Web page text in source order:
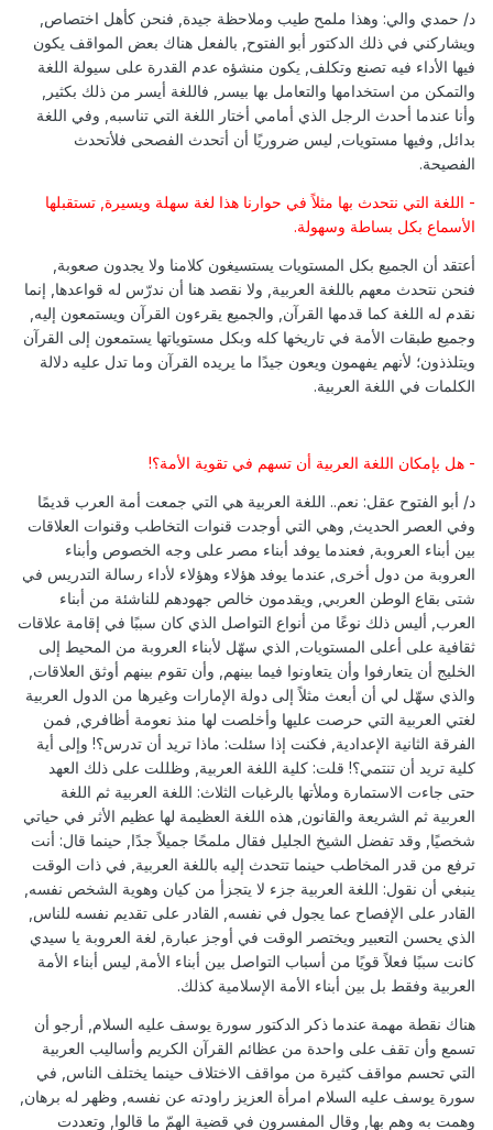
د/ حمدي والي: وهذا ملمح طيب وملاحظة جيدة, فنحن كأهل اختصاص,
ويشاركني في ذلك الدكتور أبو الفتوح, بالفعل هناك بعض المواقف يكون
فيها الأداء فيه تصنع وتكلف, يكون منشؤه عدم القدرة على سيولة اللغة
والتمكن من استخدامها والتعامل بها بيسر, فاللغة أيسر من ذلك بكثير,
وأنا عندما أحدث الرجل الذي أمامي أختار اللغة التي تناسبه, وفي اللغة
بدائل, وفيها مستويات, ليس ضروريًا أن أتحدث الفصحى فلأتحدث
الفصيحة.
- اللغة التي نتحدث بها مثلاً في حوارنا هذا لغة سهلة ويسيرة, تستقبلها
الأسماع بكل بساطة وسهولة.
أعتقد أن الجميع بكل المستويات يستسيغون كلامنا ولا يجدون صعوبة,
فنحن نتحدث معهم باللغة العربية, ولا نقصد هنا أن ندرّس له قواعدها, إنما
نقدم له اللغة كما قدمها القرآن, والجميع يقرءون القرآن ويستمعون إليه,
وجميع طبقات الأمة في تاريخها كله وبكل مستوياتها يستمعون إلى القرآن
ويتلذذون؛ لأنهم يفهمون ويعون جيدًا ما يريده القرآن وما تدل عليه دلالة
الكلمات في اللغة العربية.
- هل بإمكان اللغة العربية أن تسهم في تقوية الأمة؟!
د/ أبو الفتوح عقل: نعم.. اللغة العربية هي التي جمعت أمة العرب قديمًا
وفي العصر الحديث, وهي التي أوجدت قنوات التخاطب وقنوات العلاقات
بين أبناء العروبة, فعندما يوفد أبناء مصر على وجه الخصوص وأبناء
العروبة من دول أخرى, عندما يوفد هؤلاء وهؤلاء لأداء رسالة التدريس في
شتى بقاع الوطن العربي, ويقدمون خالص جهودهم للناشئة من أبناء
العرب, أليس ذلك نوعًا من أنواع التواصل الذي كان سببًا في إقامة علاقات
ثقافية على أعلى المستويات, الذي سهّل لأبناء العروبة من المحيط إلى
الخليج أن يتعارفوا وأن يتعاونوا فيما بينهم, وأن تقوم بينهم أوثق العلاقات,
والذي سهّل لي أن أبعث مثلاً إلى دولة الإمارات وغيرها من الدول العربية
لغتي العربية التي حرصت عليها وأخلصت لها منذ نعومة أظافري, فمن
الفرقة الثانية الإعدادية, فكنت إذا سئلت: ماذا تريد أن تدرس؟! وإلى أية
كلية تريد أن تنتمي؟! قلت: كلية اللغة العربية, وظللت على ذلك العهد
حتى جاءت الاستمارة وملأتها بالرغبات الثلاث: اللغة العربية ثم اللغة
العربية ثم الشريعة والقانون, هذه اللغة العظيمة لها عظيم الأثر في حياتي
شخصيًا, وقد تفضل الشيخ الجليل فقال ملمحًا جميلاً جدًا, حينما قال: أنت
ترفع من قدر المخاطب حينما تتحدث إليه باللغة العربية, في ذات الوقت
ينبغي أن نقول: اللغة العربية جزء لا يتجزأ من كيان وهوية الشخص نفسه,
القادر على الإفصاح عما يجول في نفسه, القادر على تقديم نفسه للناس,
الذي يحسن التعبير ويختصر الوقت في أوجز عبارة, لغة العروبة يا سيدي
كانت سببًا فعلاً قويًا من أسباب التواصل بين أبناء الأمة, ليس أبناء الأمة
العربية وفقط بل بين أبناء الأمة الإسلامية كذلك.
هناك نقطة مهمة عندما ذكر الدكتور سورة يوسف عليه السلام, أرجو أن
تسمع وأن تقف على واحدة من عظائم القرآن الكريم وأساليب العربية
التي تحسم مواقف كثيرة من مواقف الاختلاف حينما يختلف الناس, في
سورة يوسف عليه السلام امرأة العزيز راودته عن نفسه, وظهر له برهان,
وهمت به وهم بها, وقال المفسرون في قضية الهمّ ما قالوا, وتعددت